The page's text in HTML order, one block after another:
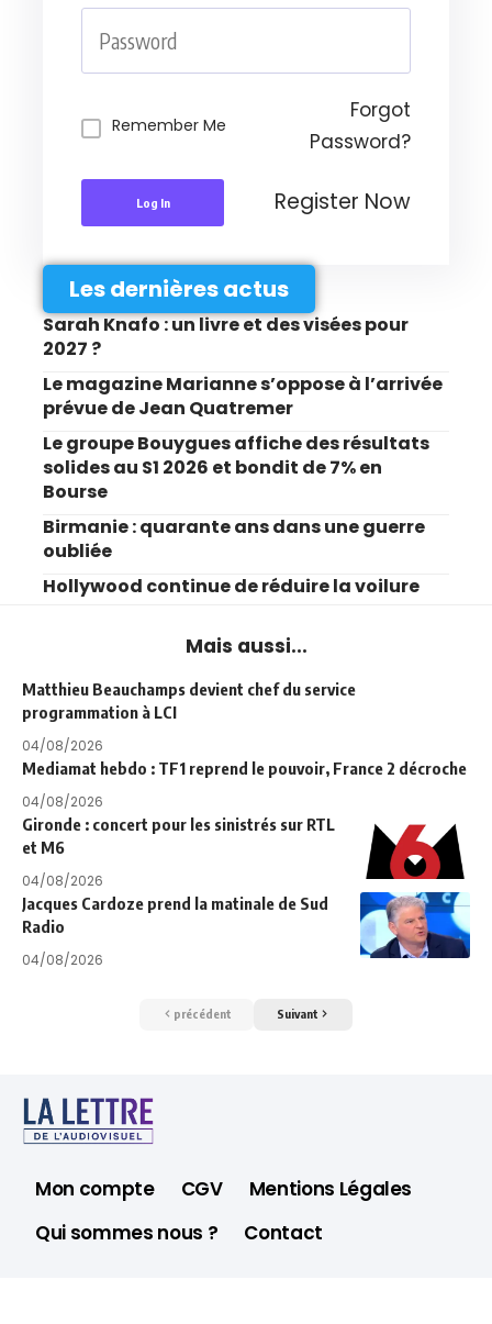
Remember Me
Forgot
Password?
Log In Register Now
Les dernières actus
Sarah Knafo : un livre et des visées pour
2027 ?
Le magazine Marianne s’oppose à l’arrivée
prévue de Jean Quatremer
Le groupe Bouygues affiche des résultats
solides au S1 2026 et bondit de 7% en
Bourse
Birmanie : quarante ans dans une guerre
oubliée
Hollywood continue de réduire la voilure
Mais aussi...
Matthieu Beauchamps devient chef du service
programmation à LCI
04/08/2026
Mediamat hebdo : TF1 reprend le pouvoir, France 2 décroche
04/08/2026
Gironde : concert pour les sinistrés sur RTL
et M6
04/08/2026
Jacques Cardoze prend la matinale de Sud
Radio
04/08/2026
précédent Suivant
Mon compte CGV
Mentions Légales
Qui sommes nous ?
Contact